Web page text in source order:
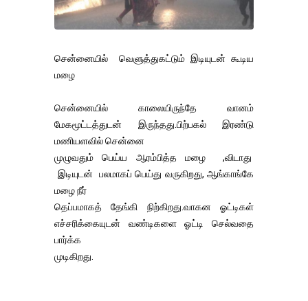
சென்னையில் வெளுத்துகட்டும் இடியுடன் கூடிய
மழை
சென்னையில் காலையிருந்தே வானம்
மேகமூட்டத்துடன் இருந்தது.பிற்பகல் இரண்டு
மணியளவில் சென்னை
முழுவதும் பெய்ய ஆரம்பித்த மழை ,விடாது
இடியுடன் பலமாகப் பெய்து வருகிறது, ஆங்காங்கே
மழை நீர்
தெப்பமாகத் தேங்கி நிற்கிறது.வாகன ஓட்டிகள்
எச்சரிக்கையுடன் வண்டிகளை ஓட்டி செல்வதை
பார்க்க
முடிகிறது.